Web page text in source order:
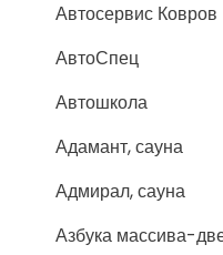
Автосервис Ковров
АвтоСпец
Автошкола
Адамант, сауна
Адмирал, сауна
Азбука массива-